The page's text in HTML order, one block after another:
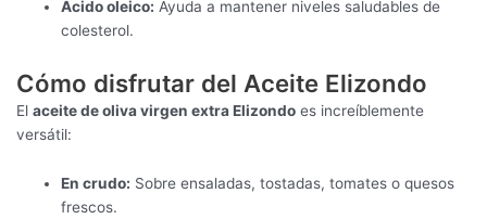
Ácido oleico: Ayuda a mantener niveles saludables de
colesterol.
Cómo disfrutar del Aceite Elizondo
El aceite de oliva virgen extra Elizondo es increíblemente
versátil:
En crudo: Sobre ensaladas, tostadas, tomates o quesos
frescos.